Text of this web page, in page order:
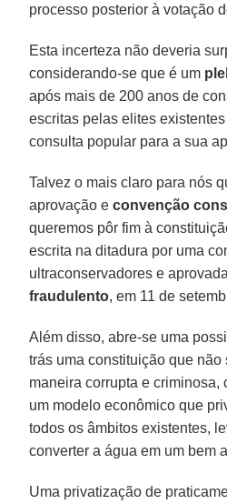
processo posterior à votação
Esta incerteza não deveria
considerando-se que é um
após mais de 200 anos de
escritas pelas elites
consulta popular para a sua
Talvez o mais claro para nós
aprovação econvenção
queremos pôr fim à
escrita na ditadura por uma
ultraconservadores e
fraudulento, em 11 de
Além disso, abre-se uma
trás uma constituição que não
maneira corrupta e criminosa,
um modelo econômico que
todos os âmbitos existentes,
converter a água em um bem
Uma privatização de